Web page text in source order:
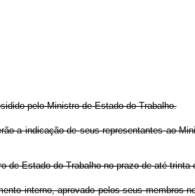
pelo Ministro de Estado do Trabalho.
a indicação de seus representantes ao
de Estado do Trabalho no prazo de até
interno, aprovado pelos seus